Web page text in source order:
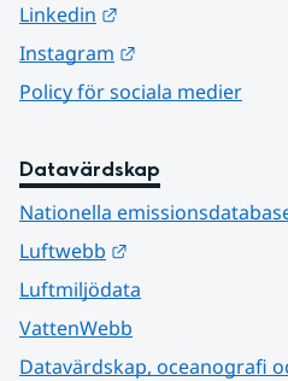
Linkedin
Instagram
Policy för sociala medier
Datavärdskap
Nationella
Luftwebb
Luftmiljödata
VattenWebb
Datavärdskap, oceanografi